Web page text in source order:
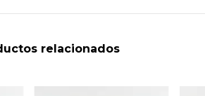
relacionados